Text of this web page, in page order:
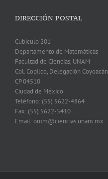
DIRECCIÓN POSTAL
Cubículo 201
Departamento de Matemáticas
Facultad de Ciencias, UNAM
Col. Copilco, Delegación Coyoacán
CP 04510
Ciudad de México
Teléfono: (55) 5622-4864
Fax: (55) 5622-5410
Email: omm@ciencias.unam.mx